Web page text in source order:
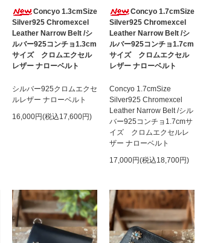
Concyo 1.3cmSize
Silver925 Chromexcel
Leather Narrow Belt /シ
ルバー925コンチョ1.3cm
サイズ クロムエクセル
レザー ナローベルト
シルバー925クロムエクセ
ルレザー ナローベルト
16,000円(税込17,600円)
Concyo 1.7cmSize
Silver925 Chromexcel
Leather Narrow Belt /シ
ルバー925コンチョ1.7cm
サイズ クロムエクセル
レザー ナローベルト
Concyo 1.7cmSize
Silver925 Chromexcel
Leather Narrow Belt /シル
バー925コンチョ1.7cmサ
イズ クロムエクセルレ
ザー ナローベルト
17,000円(税込18,700円)